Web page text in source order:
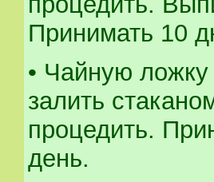
Принимать 10
• Чайную ложку
залить
процедить.
день.